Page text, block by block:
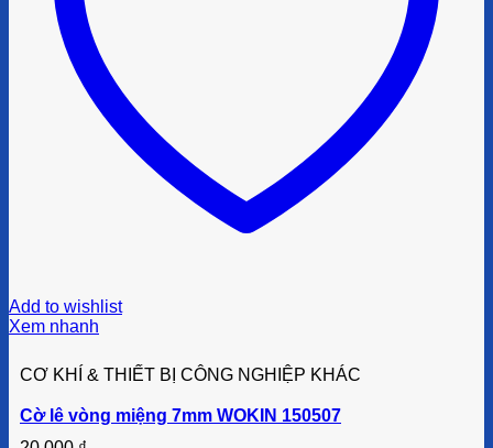
Add to wishlist
Xem nhanh
CƠ KHÍ & THIẾT BỊ CÔNG NGHIỆP KHÁC
Cờ lê vòng miệng 7mm WOKIN 150507